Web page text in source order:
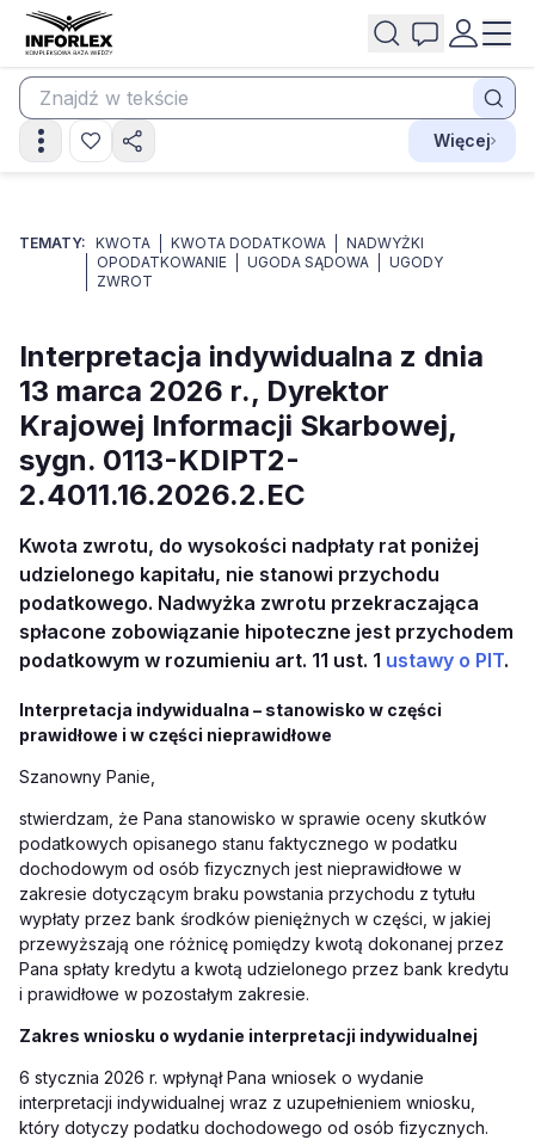
Więcej
TEMATY: KWOTA KWOTA DODATKOWA
NADWYŻKI
OPODATKOWANIE
UGODA SĄDOWA
UGODY
ZWROT
Interpretacja indywidualna z dnia
13 marca 2026 r., Dyrektor
Krajowej Informacji Skarbowej,
sygn. 0113-KDIPT2-
2.4011.16.2026.2.EC
Kwota zwrotu, do wysokości nadpłaty rat poniżej
udzielonego kapitału, nie stanowi przychodu
podatkowego. Nadwyżka zwrotu przekraczająca
spłacone zobowiązanie hipoteczne jest przychodem
podatkowym w rozumieniu art. 11 ust. 1 ustawy o PIT.
Interpretacja indywidualna – stanowisko w części
prawidłowe i w części nieprawidłowe
Szanowny Panie,
stwierdzam, że Pana stanowisko w sprawie oceny skutków
podatkowych opisanego stanu faktycznego w podatku
dochodowym od osób fizycznych jest nieprawidłowe w
zakresie dotyczącym braku powstania przychodu z tytułu
wypłaty przez bank środków pieniężnych w części, w jakiej
przewyższają one różnicę pomiędzy kwotą dokonanej przez
Pana spłaty kredytu a kwotą udzielonego przez bank kredytu
i prawidłowe w pozostałym zakresie.
Zakres wniosku o wydanie interpretacji indywidualnej
6 stycznia 2026 r. wpłynął Pana wniosek o wydanie
interpretacji indywidualnej wraz z uzupełnieniem wniosku,
który dotyczy podatku dochodowego od osób fizycznych.